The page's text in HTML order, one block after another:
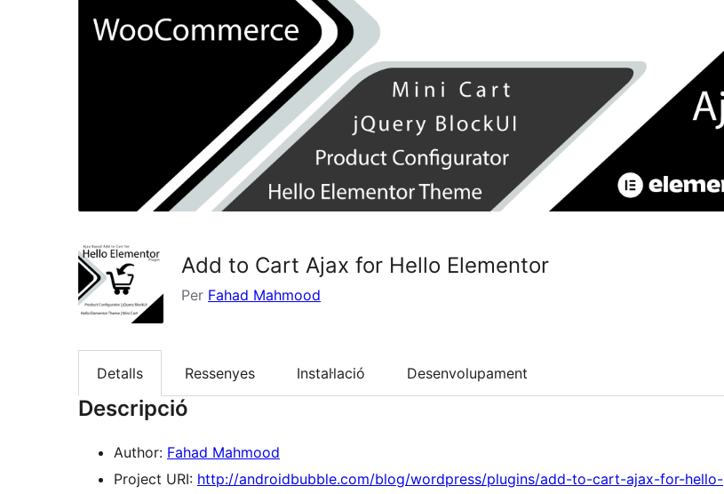
Add to Cart Ajax for Hello Elementor
Per Fahad Mahmood
Detalls Ressenyes Instal·lació Desenvolupament
Descripció
Author: Fahad Mahmood
Project URI: http://androidbubble.com/blog/wordpress/plugins/add-to-cart-ajax-for-hello-